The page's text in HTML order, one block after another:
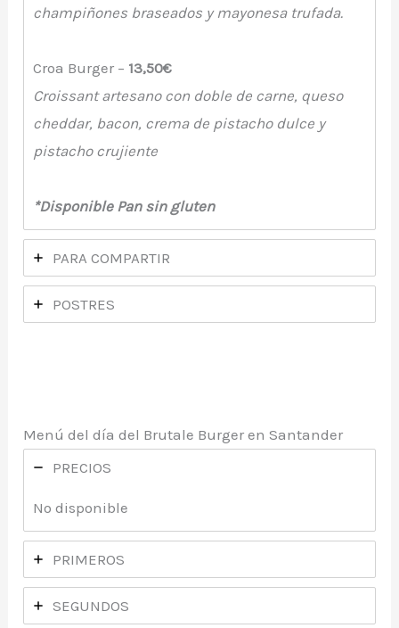
champiñones braseados y mayonesa trufada.
Croa Burger – 13,50€
Croissant artesano con doble de carne, queso
cheddar, bacon, crema de pistacho dulce y
pistacho crujiente
*Disponible Pan sin gluten
PARA COMPARTIR
POSTRES
Menú del día del Brutale Burger en Santander
PRECIOS
No disponible
PRIMEROS
SEGUNDOS